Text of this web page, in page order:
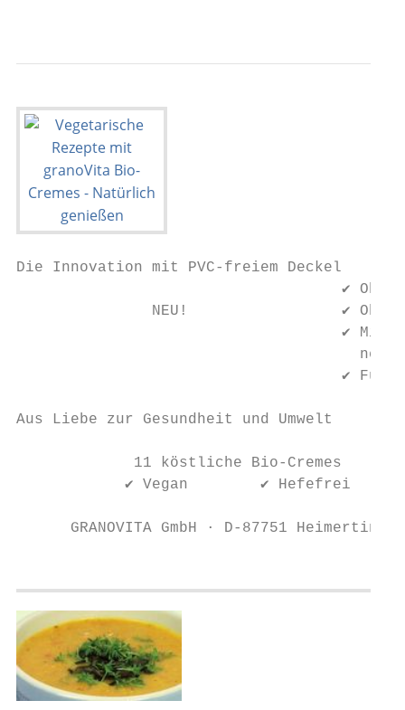
Die Innovation mit PVC-freiem Deckel
✔ Ohne
NEU!                 ✔ Ohne
✔ Mit
✔ Für
Aus Liebe zur Gesundheit und Umwelt
             11 köstliche Bio-Cremes
✔ Vegan        ✔ Hefefrei
GRANOVITA GmbH · D-87751